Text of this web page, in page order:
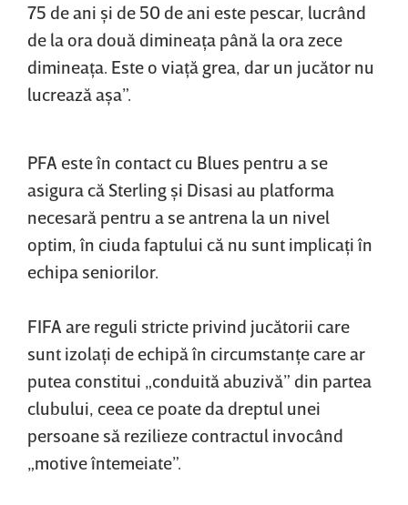
75 de ani şi de 50 de ani este pescar, lucrând
de la ora două dimineaţa până la ora zece
dimineaţa. Este o viaţă grea, dar un jucător nu
lucrează aşa”.
PFA este în contact cu Blues pentru a se
asigura că Sterling şi Disasi au platforma
necesară pentru a se antrena la un nivel
optim, în ciuda faptului că nu sunt implicaţi în
echipa seniorilor.
FIFA are reguli stricte privind jucătorii care
sunt izolaţi de echipă în circumstanţe care ar
putea constitui „conduită abuzivă” din partea
clubului, ceea ce poate da dreptul unei
persoane să rezilieze contractul invocând
„motive întemeiate”.